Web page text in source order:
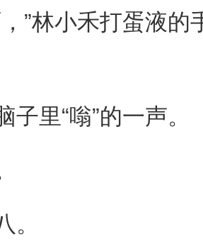
林小禾打蛋液的
里“嗡”的一声。